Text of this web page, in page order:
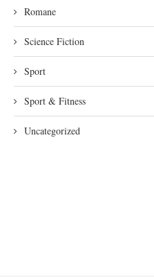
Romane
Science Fiction
Sport
Sport & Fitness
Uncategorized